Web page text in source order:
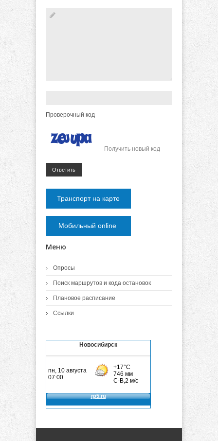
Проверочный код
Получить новый код
Ответить
Транспорт на карте
Мобильный online
Меню
Опросы
Поиск маршрутов и кода остановок
Плановое расписание
Ссылки
Новосибирск